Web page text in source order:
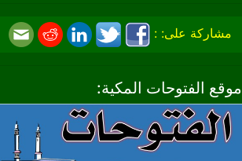
مشاركة على: :
موقع الفتوحات المكية: